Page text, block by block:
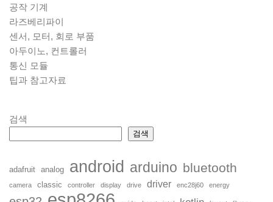
공작 기계
라즈베리파이
센서, 모터, 회로 부품
아두이노, 컨트롤러
통신 모듈
팁과 참고자료
검색
검색
adafruit analog android arduino bluetooth
camera classic controller display drive driver enc28j60 energy